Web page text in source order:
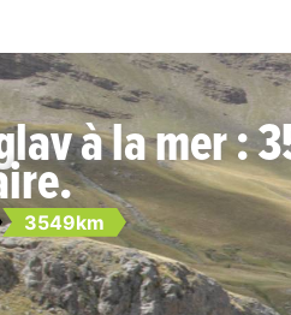
à la mer :
3549km